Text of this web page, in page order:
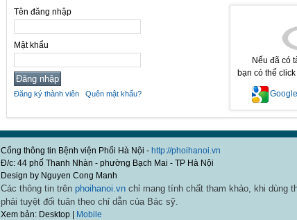
Tên đăng nhập
Mật khẩu
Đăng ký thành viên Quên mật khẩu?
Nếu đã có
bạn có thể
Google
Cổng thông tin Bệnh viện Phổi Hà Nội - http://phoihanoi.vn
Đ/c: 44 phố Thanh Nhàn - phường Bạch Mai - TP Hà Nội
Design by Nguyen Cong Manh
Các thông tin trên phoihanoi.vn chỉ mang tính chất tham khảo, khi dùng
phải tuyệt đối tuân theo chỉ dẫn của Bác sỹ.
Xem bản: Desktop | Mobile